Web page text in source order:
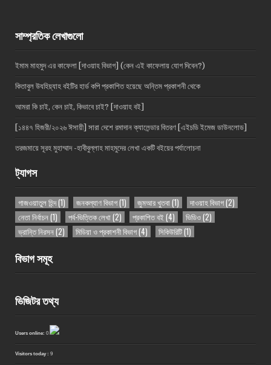
সাম্প্রতিক লেখাগুলো
ইমাম মাহমুদ এর কাফেলা [দাওয়াহ বিভাগ] (কেন এই কাফেলায় যোগ দিবেন?)
কিতাবুল উযহিয়্যাহ বইটির হার্ড কপি প্রকাশিত হয়েছে অন্তিম প্রকাশনী থেকে
আমরা কি চাই, কেন চাই, কিভাবে চাই? [দাওয়াহ বই]
[১৪৪৭ হিজরী/২০২৬ ঈসায়ী] সারা দেশে রমাদান ক্যালেন্ডার বিতরণ [এইচডি ইমেজ ডাউনলোড]
তরজমায়ে সূরহ মুহাম্মাদ -হাবীবুল্লাহ মাহমুদের লেখা একটি বইয়ের পর্যালোচনা
ট্যাগস
গাজওয়াতুল হিন্দ(1) জনকল্যাণ বিভাগ(1) জুমআর খুতবা(1) দাওয়াহ বিভাগ(2)
নেতা নির্বাচন(1) পর্ব-ভিত্তিক লেখা(2) প্রকাশিত বই(4) ভিডিও(2)
ভ্রান্তি নিরসন(2) মিডিয়া ও প্রকাশনী বিভাগ(4) সিকিউরিটি(1)
বিভাগ সমূহ
ভিজিটর তথ্য
Users online:0
Visitors today :9